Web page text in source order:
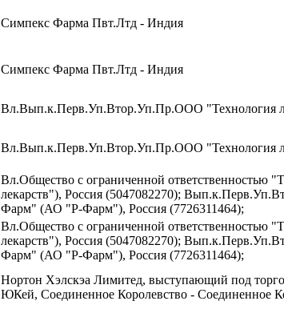
Симпекс Фарма Пвт.Лтд - Индия
Симпекс Фарма Пвт.Лтд - Индия
Вл.Вып.к.Перв.Уп.Втор.Уп.Пр.ООО "Технология
Вл.Вып.к.Перв.Уп.Втор.Уп.Пр.ООО "Технология
Вл.Общество с ограниченной ответственностью
лекарств"), Россия (5047082270);
Фарм" (АО "Р-Фарм"), Россия (7726311464);
Вл.Общество с ограниченной ответственностью
лекарств"), Россия (5047082270);
Фарм" (АО "Р-Фарм"), Россия (7726311464);
Нортон Хэлскэа Лимитед, выступающий под
ЮКей, Соединенное Королевство - Соединенное